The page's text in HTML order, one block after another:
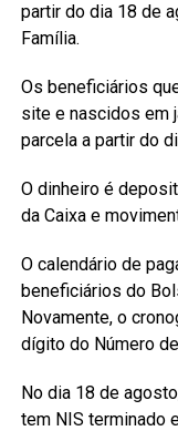
partir do dia 18 de
Família.
Os beneficiários
site e nascidos em
parcela a partir do
O dinheiro é
da Caixa e
O calendário de
beneficiários do
Novamente, o
dígito do Número
No dia 18 de
tem NIS terminado